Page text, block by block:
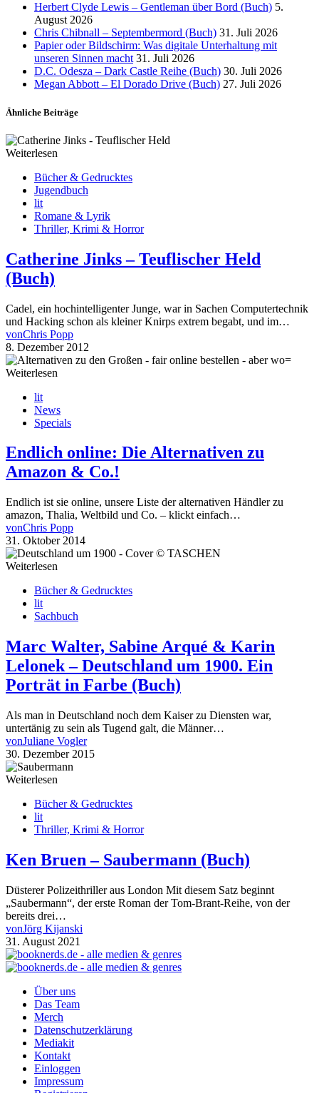
Herbert Clyde Lewis – Gentleman über Bord (Buch) 5.
August 2026
Chris Chibnall – Septembermord (Buch) 31. Juli 2026
Papier oder Bildschirm: Was digitale Unterhaltung mit
unseren Sinnen macht 31. Juli 2026
D.C. Odesza – Dark Castle Reihe (Buch) 30. Juli 2026
Megan Abbott – El Dorado Drive (Buch) 27. Juli 2026
Ähnliche Beiträge
Weiterlesen
Bücher & Gedrucktes
Jugendbuch
lit
Romane & Lyrik
Thriller, Krimi & Horror
Catherine Jinks – Teuflischer Held
(Buch)
Cadel, ein hochintelligenter Junge, war in Sachen Computertechnik
und Hacking schon als kleiner Knirps extrem begabt, und im…
vonChris Popp
8. Dezember 2012
Weiterlesen
lit
News
Specials
Endlich online: Die Alternativen zu
Amazon & Co.!
Endlich ist sie online, unsere Liste der alternativen Händler zu
amazon, Thalia, Weltbild und Co. – klickt einfach…
vonChris Popp
31. Oktober 2014
Weiterlesen
Bücher & Gedrucktes
lit
Sachbuch
Marc Walter, Sabine Arqué & Karin
Lelonek – Deutschland um 1900. Ein
Porträt in Farbe (Buch)
Als man in Deutschland noch dem Kaiser zu Diensten war,
untertänig zu sein als Tugend galt, die Männer…
vonJuliane Vogler
30. Dezember 2015
Weiterlesen
Bücher & Gedrucktes
lit
Thriller, Krimi & Horror
Ken Bruen – Saubermann (Buch)
Düsterer Polizeithriller aus London Mit diesem Satz beginnt
„Saubermann“, der erste Roman der Tom-Brant-Reihe, von der
bereits drei…
vonJörg Kijanski
31. August 2021
Über uns
Das Team
Merch
Datenschutzerklärung
Mediakit
Kontakt
Einloggen
Impressum